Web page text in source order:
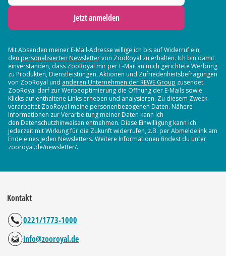
Jetzt anmelden
Mit Absenden meiner E-Mail-Adresse willige ich bis auf Widerruf ein,
den personalisierten Newslettervon ZooRoyal zu erhalten. Ich bin damit
einverstanden, dass ZooRoyal mir per E-Mail an mich gerichtete Werbung
zu Produkten, Dienstleistungen, Aktionen und Zufriedenheitsbefragungen
von ZooRoyal und anderen Unternehmen der REWE Group zusendet.
ZooRoyal darf zur Werbeoptimierung die Öffnung der E-Mails sowie
Klicks auf enthaltene Links erheben und analysieren. Zu diesem Zweck
verarbeitet ZooRoyal meine personenbezogenen Daten. Nähere
Informationen zur Verarbeitung meiner Daten kann ich
den Datenschutzhinweisen entnehmen. Diese Einwilligung kann ich
jederzeit mit Wirkung für die Zukunft widerrufen, z.B. per Abmeldelink am
Ende eines jeden Newsletters. Weitere Informationen findest du unter
zooroyal.de/newsletter/.
Kontakt
0221/1773-1000
info@zooroyal.de